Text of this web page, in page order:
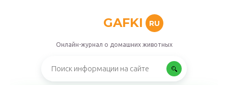
GAFKI RU
Онлайн-журнал о домашних животных